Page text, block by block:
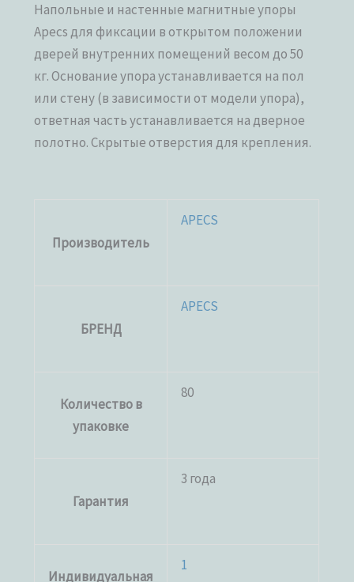
Напольные и настенные магнитные упоры
Apecs для фиксации в открытом положении
дверей внутренних помещений весом до 50
кг. Основание упора устанавливается на пол
или стену (в зависимости от модели упора),
ответная часть устанавливается на дверное
полотно. Скрытые отверстия для крепления.
Производитель
APECS
БРЕНД
APECS
Количество в
упаковке
80
Гарантия
3 года
Индивидуальная
1